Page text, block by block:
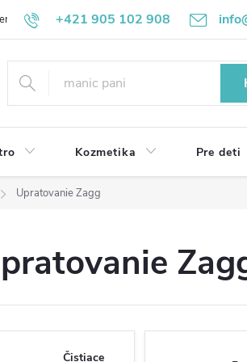
+421 905 102 908
Obchodné podmienky Ochrana
Kozmetika Pre deti
Upratovanie Zagg
Čistiace